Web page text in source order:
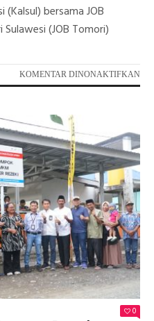
bersama JOB
(JOB Tomori)
KOMENTAR DINONAKTIFKAN
0